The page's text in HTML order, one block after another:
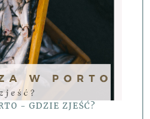
- GDZIE ZJEŚĆ?